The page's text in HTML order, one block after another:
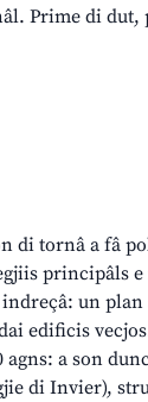
Prime di dut,
di tornâ a fâ
principâls
indreçâ: un
edificis
a son
di Invier),